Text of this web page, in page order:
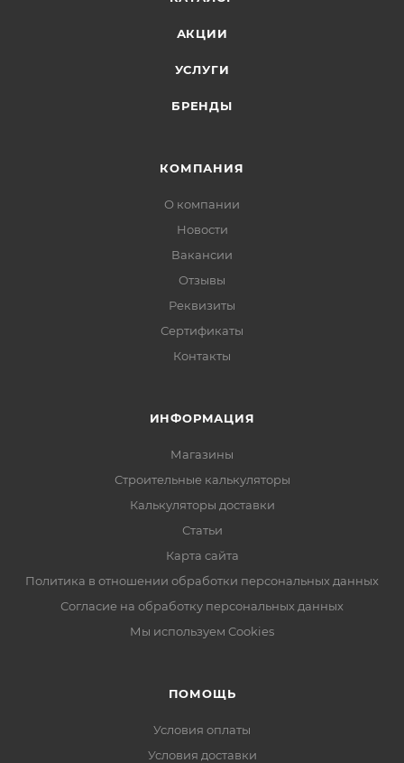
АКЦИИ
УСЛУГИ
БРЕНДЫ
КОМПАНИЯ
О компании
Новости
Вакансии
Отзывы
Реквизиты
Сертификаты
Контакты
ИНФОРМАЦИЯ
Магазины
Строительные калькуляторы
Калькуляторы доставки
Статьи
Карта сайта
Политика в отношении обработки персональных данных
Согласие на обработку персональных данных
Мы используем Cookies
ПОМОЩЬ
Условия оплаты
Условия доставки